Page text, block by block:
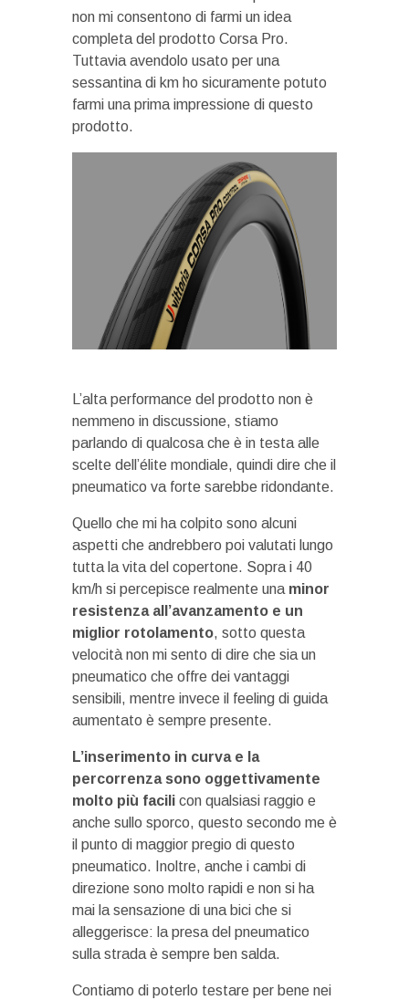
non mi consentono di farmi un idea
completa del prodotto Corsa Pro.
Tuttavia avendolo usato per una
sessantina di km ho sicuramente potuto
farmi una prima impressione di questo
prodotto.
L’alta performance del prodotto non è
nemmeno in discussione, stiamo
parlando di qualcosa che è in testa alle
scelte dell’élite mondiale, quindi dire che il
pneumatico va forte sarebbe ridondante.
Quello che mi ha colpito sono alcuni
aspetti che andrebbero poi valutati lungo
tutta la vita del copertone. Sopra i 40
km/h si percepisce realmente una minor
resistenza all’avanzamento e un
miglior rotolamento, sotto questa
velocità non mi sento di dire che sia un
pneumatico che offre dei vantaggi
sensibili, mentre invece il feeling di guida
aumentato è sempre presente.
L’inserimento in curva e la
percorrenza sono oggettivamente
molto più facili con qualsiasi raggio e
anche sullo sporco, questo secondo me è
il punto di maggior pregio di questo
pneumatico. Inoltre, anche i cambi di
direzione sono molto rapidi e non si ha
mai la sensazione di una bici che si
alleggerisce: la presa del pneumatico
sulla strada è sempre ben salda.
Contiamo di poterlo testare per bene nei